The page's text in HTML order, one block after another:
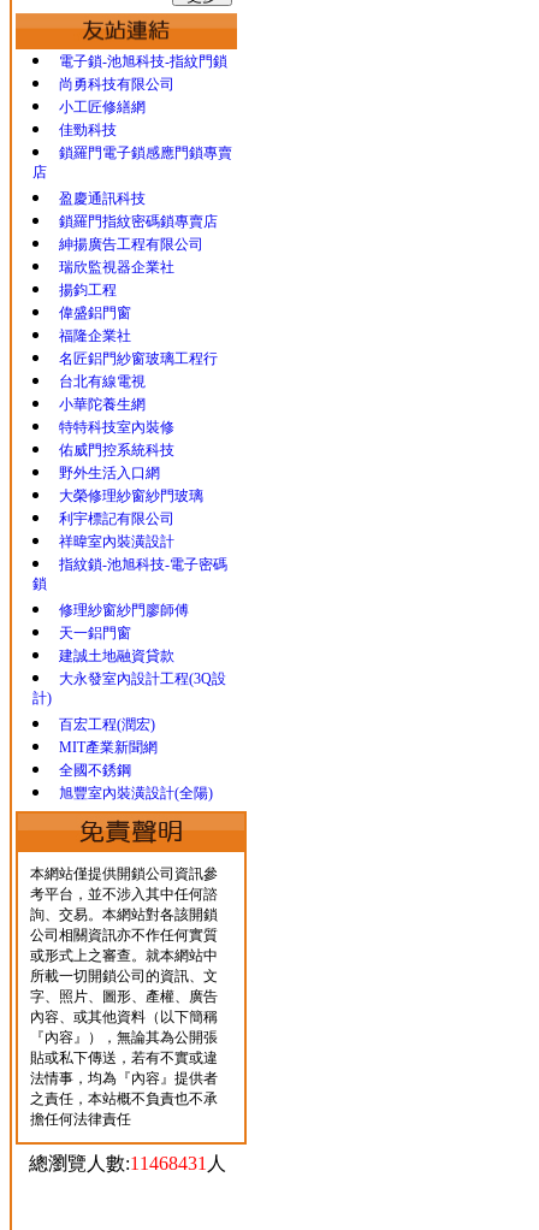
電子鎖-池旭科技-指紋門鎖
尚勇科技有限公司
小工匠修繕網
佳勁科技
鎖羅門電子鎖感應門鎖專賣
店
盈慶通訊科技
鎖羅門指紋密碼鎖專賣店
紳揚廣告工程有限公司
瑞欣監視器企業社
揚鈞工程
偉盛鋁門窗
福隆企業社
名匠鋁門紗窗玻璃工程行
台北有線電視
小華陀養生網
特特科技室內裝修
佑威門控系統科技
野外生活入口網
大榮修理紗窗紗門玻璃
利宇標記有限公司
祥暐室內裝潢設計
指紋鎖-池旭科技-電子密碼
鎖
修理紗窗紗門廖師傅
天一鋁門窗
建誠土地融資貸款
大永發室內設計工程(3Q設
計)
百宏工程(潤宏)
MIT產業新聞網
全國不銹鋼
旭豐室內裝潢設計(全陽)
本網站僅提供開鎖公司資訊參
考平台，並不涉入其中任何諮
詢、交易。本網站對各該開鎖
公司相關資訊亦不作任何實質
或形式上之審查。就本網站中
所載一切開鎖公司的資訊、文
字、照片、圖形、產權、廣告
內容、或其他資料（以下簡稱
『內容』），無論其為公開張
貼或私下傳送，若有不實或違
法情事，均為『內容』提供者
之責任，本站概不負責也不承
擔任何法律責任
總瀏覽人數:11468431 人